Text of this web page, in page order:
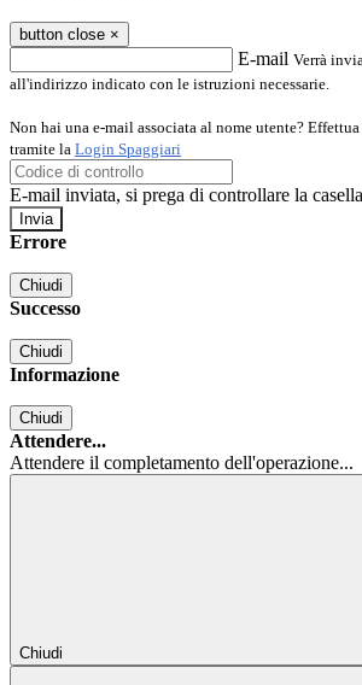
button close ×
E-mail Verrà
all'indirizzo indicato con le istruzioni necessarie.
Non hai una e-mail associata al nome utente?
tramite la Login Spaggiari
E-mail inviata, si prega di controllare la
Errore
Chiudi
Successo
Chiudi
Informazione
Chiudi
Attendere...
Attendere il completamento dell'operazione...
Chiudi